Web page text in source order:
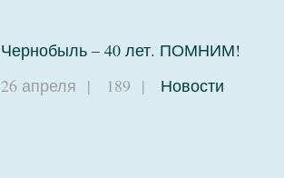
Чернобыль – 40 лет. ПОМНИМ!
26 апреля | 189 | Новости